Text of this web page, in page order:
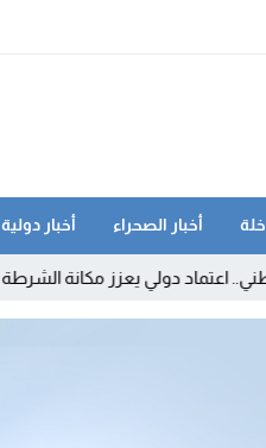
أخبار الصحراء أخبار دولية
مكانة الشرطة العلمية المغربية